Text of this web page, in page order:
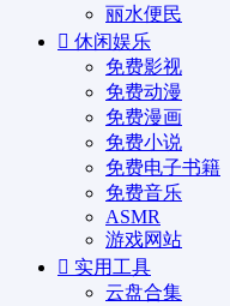
丽水便民
休闲娱乐
免费影视
免费动漫
免费漫画
免费小说
免费电子书籍
免费音乐
ASMR
游戏网站
实用工具
云盘合集